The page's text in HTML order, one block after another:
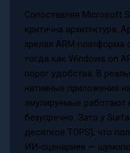
Сопоставляя Microsoft
критична архитектура.
зрелая ARM-платформа
тогда как Windows on
порог удобства. В
нативные приложения
эмулируемые работают
безупречно. Зато у
десятков TOPS), что
ИИ‑сценариев —